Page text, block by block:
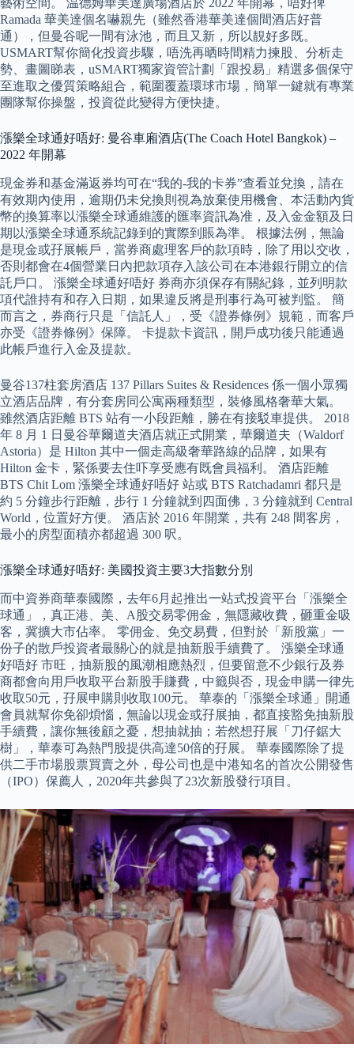
藝術空間。 温德姆華美達廣場酒店於 2022 年開幕，唔好俾
Ramada 華美達個名嚇親先（雖然香港華美達個間酒店好普
通），但曼谷呢一間有泳池，而且又新，所以靚好多既。
USMART幫你簡化投資步驟，唔洗再晒時間精力揀股、分析走
勢、畫圖睇表，uSMART獨家資管計劃「跟投易」精選多個保守
至進取之優質策略組合，範圍覆蓋環球市場，簡單一鍵就有專業
團隊幫你操盤，投資從此變得方便快捷。
漲樂全球通好唔好: 曼谷車廂酒店(The Coach Hotel Bangkok) –
2022 年開幕
現金券和基金滿返券均可在“我的-我的卡券”查看並兌換，請在
有效期內使用，逾期仍未兌換則視為放棄使用機會、本活動內貨
幣的換算率以漲樂全球通維護的匯率資訊為准，及入金金額及日
期以漲樂全球通系統記錄到的實際到賬為準。 根據法例，無論
是現金或孖展帳戶，當券商處理客戶的款項時，除了用以交收，
否則都會在4個營業日內把款項存入該公司在本港銀行開立的信
託戶口。 漲樂全球通好唔好 券商亦須保存有關紀錄，並列明款
項代誰持有和存入日期，如果違反將是刑事行為可被判監。 簡
而言之，券商行只是「信託人」，受《證券條例》規範，而客戶
亦受《證券條例》保障。 卡提款卡資訊，開戶成功後只能通過
此帳戶進行入金及提款。
曼谷137柱套房酒店 137 Pillars Suites & Residences 係一個小眾獨
立酒店品牌，有分套房同公寓兩種類型，裝修風格奢華大氣。
雖然酒店距離 BTS 站有一小段距離，勝在有接駁車提供。 2018
年 8 月 1 日曼谷華爾道夫酒店就正式開業，華爾道夫（Waldorf
Astoria）是 Hilton 其中一個走高級奢華路線的品牌，如果有
Hilton 金卡，緊係要去住吓享受應有既會員福利。 酒店距離
BTS Chit Lom 漲樂全球通好唔好 站或 BTS Ratchadamri 都只是
約 5 分鐘步行距離，步行 1 分鐘就到四面佛，3 分鐘就到 Central
World，位置好方便。 酒店於 2016 年開業，共有 248 間客房，
最小的房型面積亦都超過 300 呎。
漲樂全球通好唔好: 美國投資主要3大指數分別
而中資券商華泰國際，去年6月起推出一站式投資平台「漲樂全
球通」，真正港、美、A股交易零佣金，無隱藏收費，砸重金吸
客，冀擴大市佔率。 零佣金、免交易費，但對於「新股黨」一
份子的散戶投資者最關心的就是抽新股手續費了。 漲樂全球通
好唔好 市旺，抽新股的風潮相應熱烈，但要留意不少銀行及券
商都會向用戶收取平台新股手賺費，中籤與否，現金申購一律先
收取50元，孖展申購則收取100元。 華泰的「漲樂全球通」開通
會員就幫你免卻煩惱，無論以現金或孖展抽，都直接豁免抽新股
手續費，讓你無後顧之憂，想抽就抽；若然想孖展「刀仔鋸大
樹」，華泰可為熱門股提供高達50倍的孖展。 華泰國際除了提
供二手市場股票買賣之外，母公司也是中港知名的首次公開發售
（IPO）保薦人，2020年共參與了23次新股發行項目。